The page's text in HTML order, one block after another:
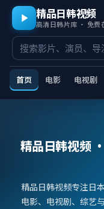
精品日韩视频
首页 电影 电视剧
精品日韩视频·
精品日韩视频专注日
电影、电视剧、综艺